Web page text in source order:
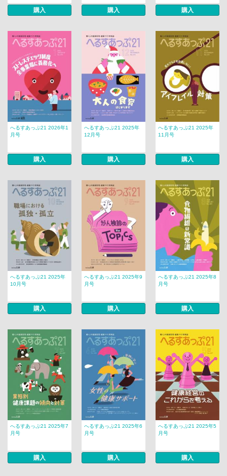
購入 購入 購入
へるすあっぷ21 2026年1
月号
購入
へるすあっぷ21 2025年
12月号
購入
へるすあっぷ21 2025年
11月号
購入
へるすあっぷ21 2025年
10月号
購入
へるすあっぷ21 2025年9
月号
購入
へるすあっぷ21 2025年8
月号
購入
へるすあっぷ21 2025年7
月号
購入
へるすあっぷ21 2025年6
月号
購入
へるすあっぷ21 2025年5
月号
購入